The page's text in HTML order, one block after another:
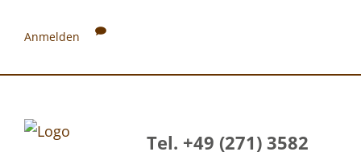
Anmelden
Tel. +49 (271) 3582